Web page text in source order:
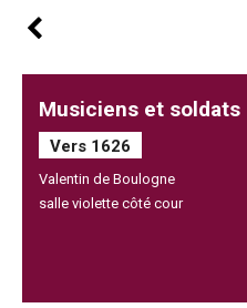
Musiciens et soldats
Vers 1626
Valentin de Boulogne
salle violette côté cour